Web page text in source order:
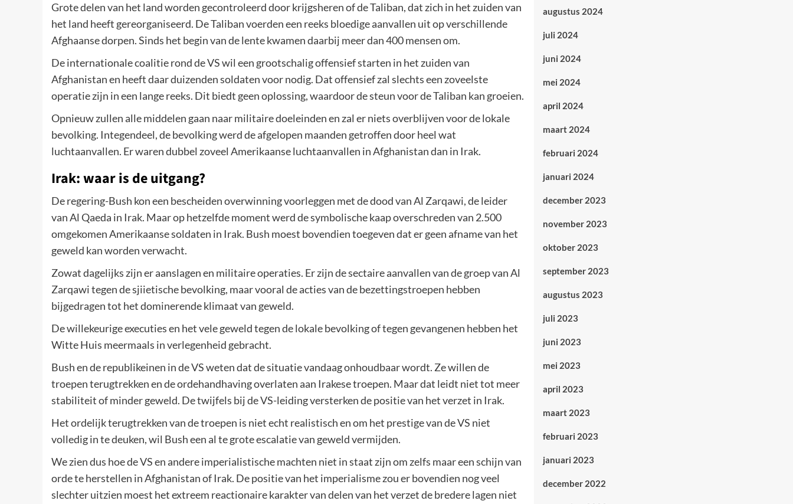
Grote delen van het land worden gecontroleerd door krijgsheren of de Taliban, dat zich in het zuiden van
het land heeft gereorganiseerd. De Taliban voerden een reeks bloedige aanvallen uit op verschillende
Afghaanse dorpen. Sinds het begin van de lente kwamen daarbij meer dan 400 mensen om.
De internationale coalitie rond de VS wil een grootschalig offensief starten in het zuiden van
Afghanistan en heeft daar duizenden soldaten voor nodig. Dat offensief zal slechts een zoveelste
operatie zijn in een lange reeks. Dit biedt geen oplossing, waardoor de steun voor de Taliban kan groeien.
Opnieuw zullen alle middelen gaan naar militaire doeleinden en zal er niets overblijven voor de lokale
bevolking. Integendeel, de bevolking werd de afgelopen maanden getroffen door heel wat
luchtaanvallen. Er waren dubbel zoveel Amerikaanse luchtaanvallen in Afghanistan dan in Irak.
Irak: waar is de uitgang?
De regering-Bush kon een bescheiden overwinning voorleggen met de dood van Al Zarqawi, de leider
van Al Qaeda in Irak. Maar op hetzelfde moment werd de symbolische kaap overschreden van 2.500
omgekomen Amerikaanse soldaten in Irak. Bush moest bovendien toegeven dat er geen afname van het
geweld kan worden verwacht.
Zowat dagelijks zijn er aanslagen en militaire operaties. Er zijn de sectaire aanvallen van de groep van Al
Zarqawi tegen de sjiietische bevolking, maar vooral de acties van de bezettingstroepen hebben
bijgedragen tot het dominerende klimaat van geweld.
De willekeurige executies en het vele geweld tegen de lokale bevolking of tegen gevangenen hebben het
Witte Huis meermaals in verlegenheid gebracht.
Bush en de republikeinen in de VS weten dat de situatie vandaag onhoudbaar wordt. Ze willen de
troepen terugtrekken en de ordehandhaving overlaten aan Irakese troepen. Maar dat leidt niet tot meer
stabiliteit of minder geweld. De twijfels bij de VS-leiding versterken de positie van het verzet in Irak.
Het ordelijk terugtrekken van de troepen is niet echt realistisch en om het prestige van de VS niet
volledig in te deuken, wil Bush een al te grote escalatie van geweld vermijden.
We zien dus hoe de VS en andere imperialistische machten niet in staat zijn om zelfs maar een schijn van
orde te herstellen in Afghanistan of Irak. De positie van het imperialisme zou er bovendien nog veel
slechter uitzien moest het extreem reactionaire karakter van delen van het verzet de bredere lagen niet
augustus 2024
juli 2024
juni 2024
mei 2024
april 2024
maart 2024
februari 2024
januari 2024
december 2023
november 2023
oktober 2023
september 2023
augustus 2023
juli 2023
juni 2023
mei 2023
april 2023
maart 2023
februari 2023
januari 2023
december 2022